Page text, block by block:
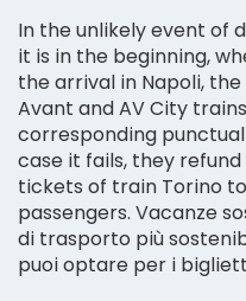
In the unlikely event of
it is in the beginning,
the arrival in Napoli, the
Avant and AV City
corresponding
case it fails, they
tickets of train Torino
passengers. Vacanze
di trasporto più
puoi optare per i